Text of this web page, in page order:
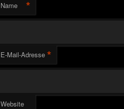
Name *
E-Mail-Adresse *
Website